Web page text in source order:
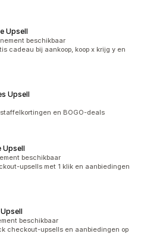
Upsell
beschikbaar
cadeau bij aankoop, koop x krijg y en
Upsell
en BOGO-deals
Upsell
beschikbaar
upsells met 1 klik en aanbiedingen
beschikbaar
checkout-upsells en aanbiedingen op